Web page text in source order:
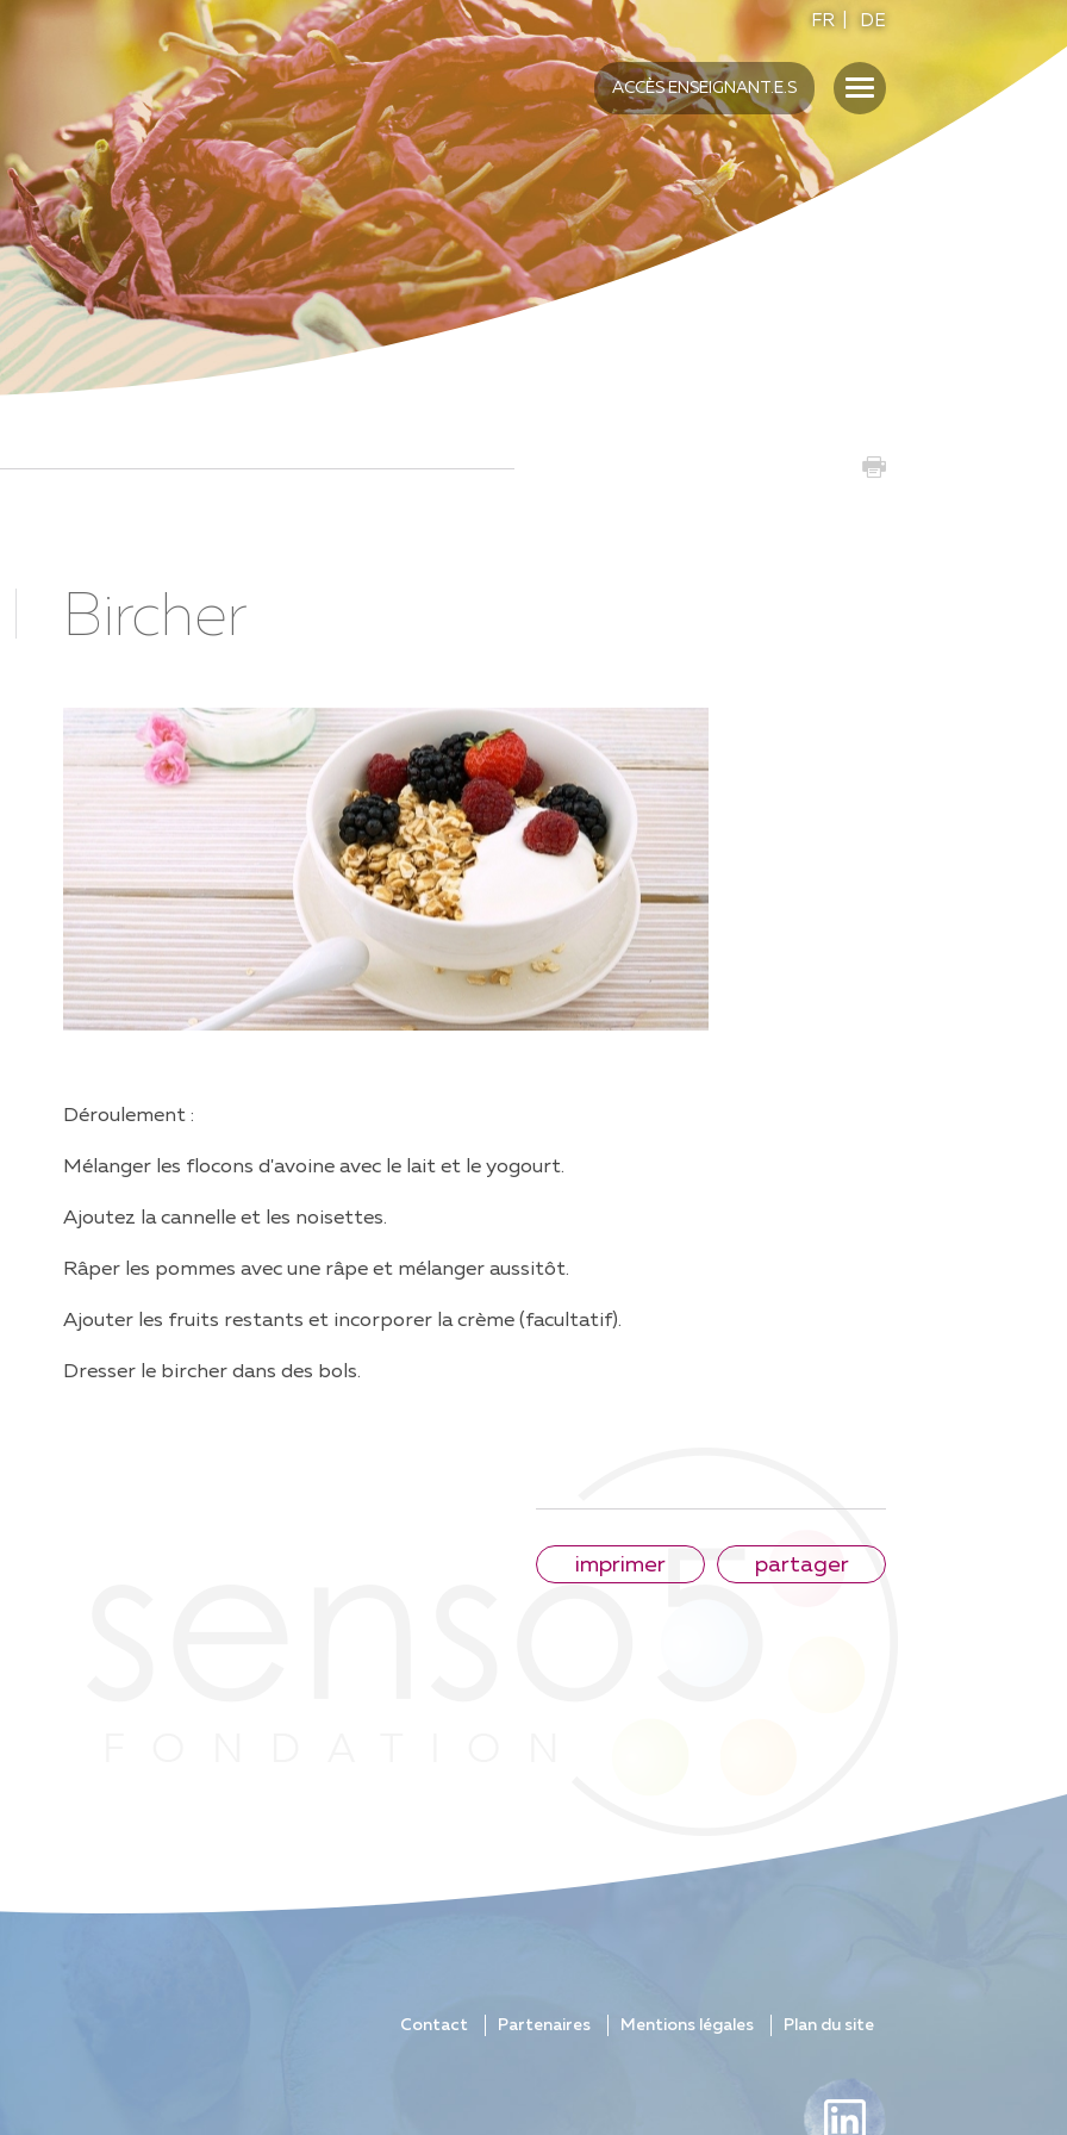
ET ACTUALITÉS
CAMPAGNES -
ARTICLES
"PAGE SANTÉ" NOUVELLISTES
#60' POUR TOI
ENSEIGNANT.E.S
ET ASTUCES
ET
FR DE
ACCÈS ENSEIGNANT.E.S
Bircher
Déroulement :
Mélanger les flocons d'avoine avec le lait et le yogourt.
Ajoutez la cannelle et les noisettes.
Râper les pommes avec une râpe et mélanger aussitôt.
Ajouter les fruits restants et incorporer la crème (facultatif).
Dresser le bircher dans des bols.
imprimer partager
Contact Partenaires Mentions légales Plan du site